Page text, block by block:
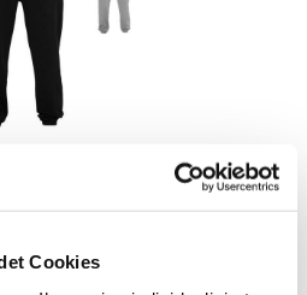
Cookies
schwere Jogginghose